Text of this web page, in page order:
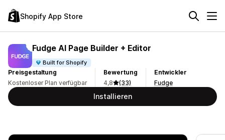
Shopify App Store
Fudge AI Page Builder + Editor
Built for Shopify
Preisgestaltung
Kostenloser Plan verfügbar
Bewertung
4,8
(33)
Entwickler
Fudge
Installieren